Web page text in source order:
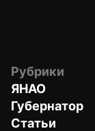
Рубрики
ЯНАО
Губернатор
Статьи